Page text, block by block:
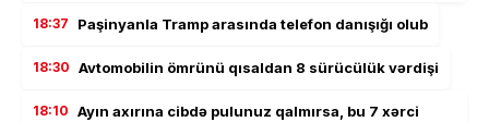
18:37 Paşinyanla Tramp arasında telefon danışığı olub
18:30 Avtomobilin ömrünü qısaldan 8 sürücülük vərdişi
18:10 Ayın axırına cibdə pulunuz qalmırsa, bu 7 xərci